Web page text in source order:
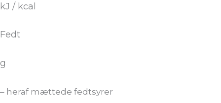
kJ / kcal
Fedt
g
– heraf mættede fedtsyrer